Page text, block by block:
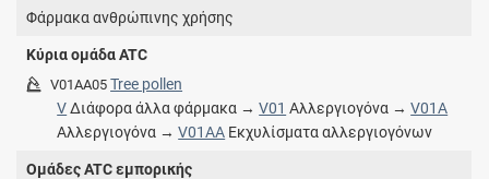
Φάρμακα ανθρώπινης χρήσης
Κύρια ομάδα ATC
V01AA05 Tree pollen
VΔιάφορα άλλα φάρμακα →V01 Αλλεργιογόνα →V01A
Αλλεργιογόνα →V01AA Εκχυλίσματα αλλεργιογόνων
Ομάδες ATC εμπορικής